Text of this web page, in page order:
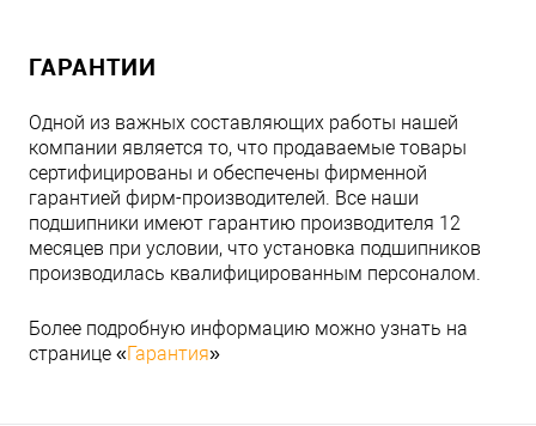
ГАРАНТИИ
Одной из важных составляющих работы нашей
компании является то, что продаваемые товары
сертифицированы и обеспечены фирменной
гарантией фирм-производителей. Все наши
подшипники имеют гарантию производителя 12
месяцев при условии, что установка подшипников
производилась квалифицированным персоналом.
Более подробную информацию можно узнать на
странице «Гарантия»